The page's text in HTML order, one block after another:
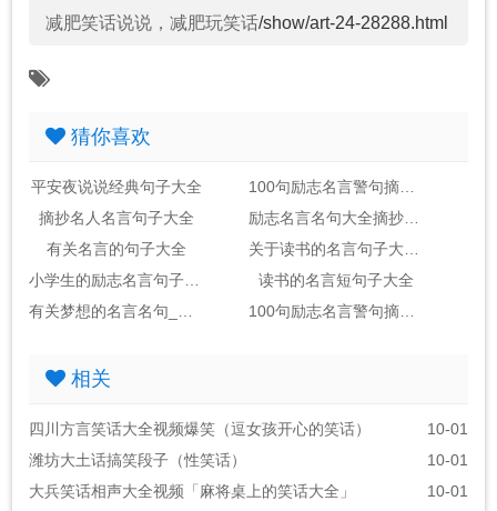
减肥笑话说说，减肥玩笑话/show/art-24-28288.html
猜你喜欢
平安夜说说经典句子大全
摘抄名人名言句子大全
有关名言的句子大全
读书的名言短句子大全
相关
四川方言笑话大全视频爆笑（逗女孩开心的笑话）
10-01
潍坊大土话搞笑段子（性笑话）
10-01
大兵笑话相声大全视频「麻将桌上的笑话大全」
10-01